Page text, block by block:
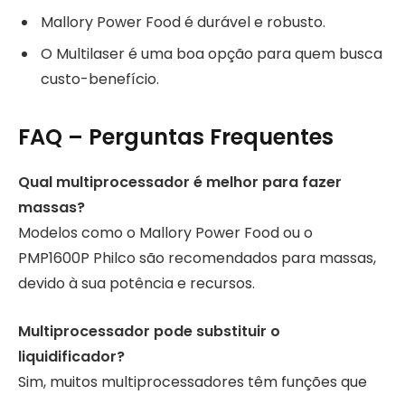
Mallory Power Food é durável e robusto.
O Multilaser é uma boa opção para quem busca
custo-benefício.
FAQ – Perguntas Frequentes
Qual multiprocessador é melhor para fazer
massas?
Modelos como o Mallory Power Food ou o
PMP1600P Philco são recomendados para massas,
devido à sua potência e recursos.
Multiprocessador pode substituir o
liquidificador?
Sim, muitos multiprocessadores têm funções que